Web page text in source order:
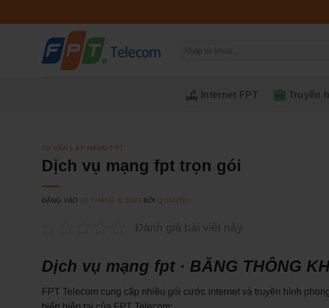
qua
kiếm:
Internet FPT Truyền
TƯ VẤN LẮP MẠNG FPT
Dịch vụ mạng fpt trọn gói
ĐĂNG VÀO 20 THÁNG 6, 2023 BỞI QUANTRI
Đánh giá bài viết này
Dịch vụ mạng fpt · BĂNG THÔNG
FPT Telecom cung cấp nhiều gói cước internet và truyền hình